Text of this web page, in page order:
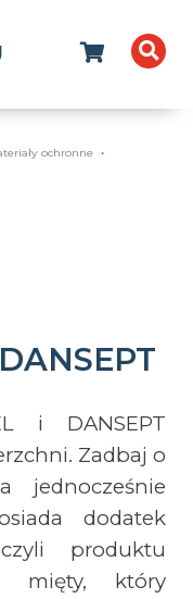
ochronne
i DANSEPT
Zadbaj o
jednocześnie
dodatek
produktu
mięty, który